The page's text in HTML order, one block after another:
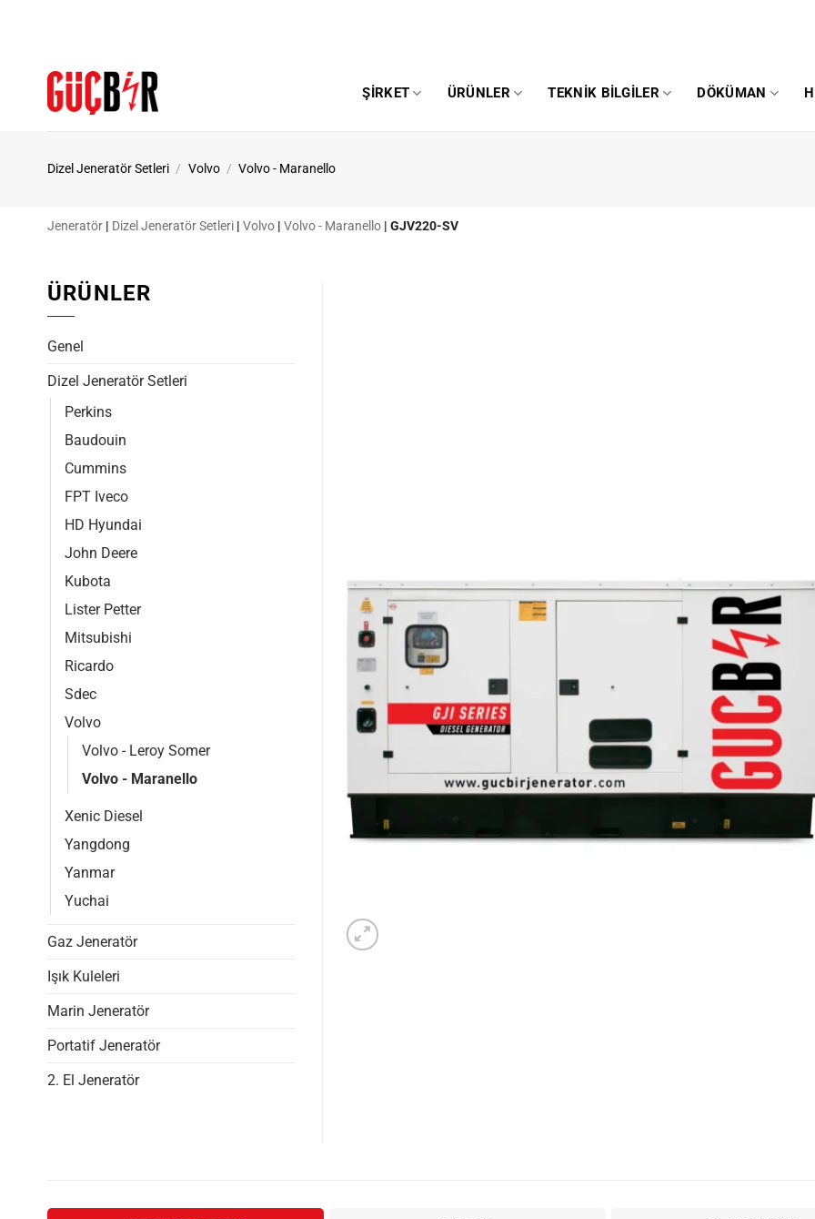
ŞIRKET ÜRÜNLER TEKNIK BILGILER DÖKÜMAN
Dizel Jeneratör Setleri / Volvo / Volvo - Maranello
Jeneratör | Dizel Jeneratör Setleri | Volvo | Volvo - Maranello | GJV220-SV
ÜRÜNLER
Genel
Dizel Jeneratör Setleri
Perkins
Baudouin
Cummins
FPT Iveco
HD Hyundai
John Deere
Kubota
Lister Petter
Mitsubishi
Ricardo
Sdec
Volvo
Volvo - Leroy Somer
Volvo - Maranello
Xenic Diesel
Yangdong
Yanmar
Yuchai
Gaz Jeneratör
Işık Kuleleri
Marin Jeneratör
Portatif Jeneratör
2. El Jeneratör